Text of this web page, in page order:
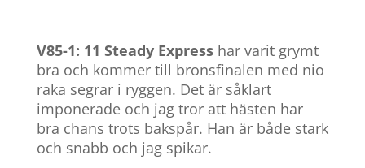
V85-1: 11 Steady Expresshar varit grymt
bra och kommer till bronsfinalen med nio
raka segrar i ryggen. Det är såklart
imponerade och jag tror att hästen har
bra chans trots bakspår. Han är både stark
och snabb och jag spikar.